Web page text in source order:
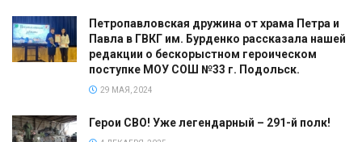
Петропавловская дружина от храма Петра и
Павла в ГВКГ им. Бурденко рассказала нашей
редакции о бескорыстном героическом
поступке МОУ СОШ №33 г. Подольск.
29 МАЯ, 2024
Герои СВО! Уже легендарный – 291-й полк!